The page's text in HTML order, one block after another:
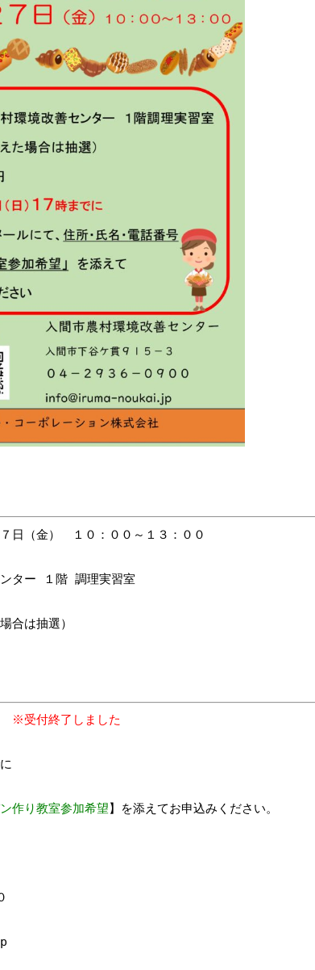
７日（金） １０：００～１３：００
ター １階 調理実習室
合は抽選）
※受付終了しました
作り教室参加希望】を添えてお申込みください。